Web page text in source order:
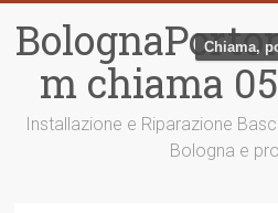
contenutom chiama
Installazione e Riparazione
Bologna e
Chiama,